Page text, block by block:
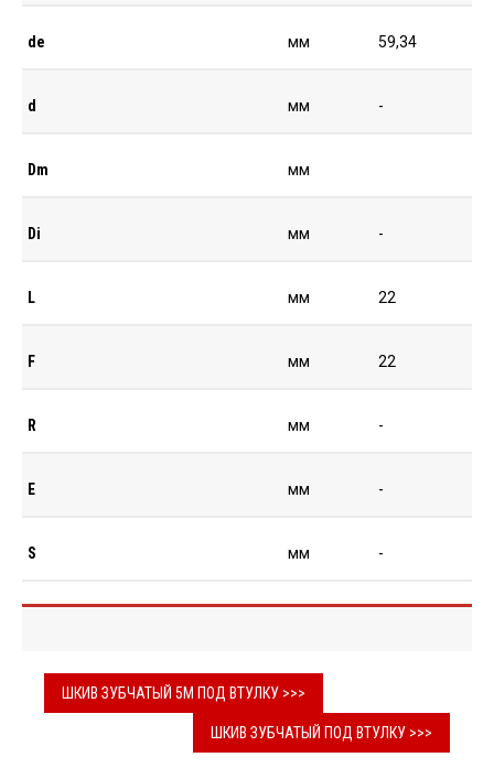
de мм 59,34
d мм -
Dm мм
Di мм -
L мм 22
F мм 22
R мм -
E мм -
S мм -
ШКИВ ЗУБЧАТЫЙ 5М ПОД ВТУЛКУ >>>
ШКИВ ЗУБЧАТЫЙ ПОД ВТУЛКУ >>>